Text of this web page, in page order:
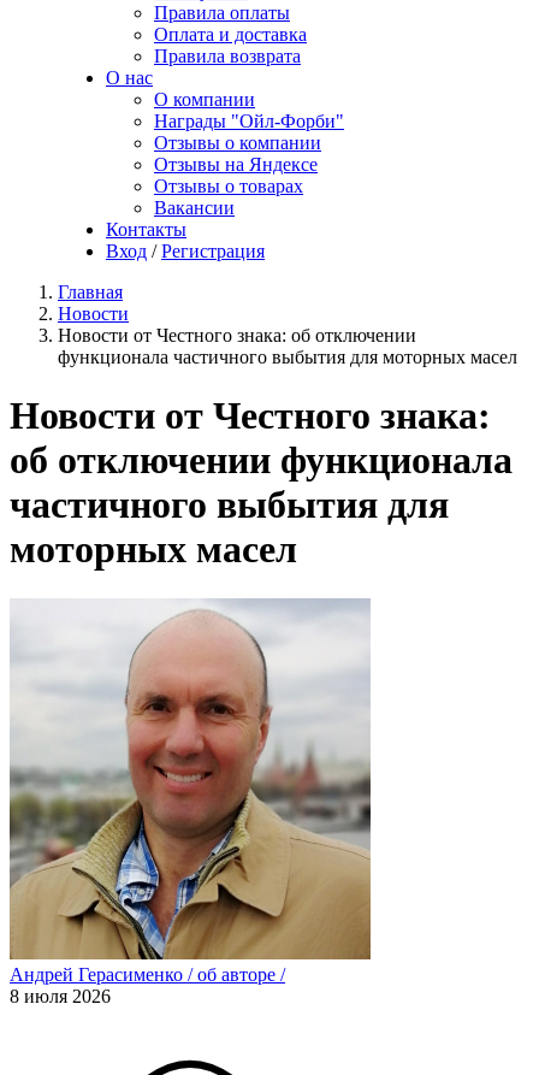
Правила оплаты
Оплата и доставка
Правила возврата
О нас
О компании
Награды "Ойл-Форби"
Отзывы о компании
Отзывы на Яндексе
Отзывы о товарах
Вакансии
Контакты
Вход / Регистрация
Главная
Новости
Новости от Честного знака: об отключении
функционала частичного выбытия для моторных масел
Новости от Честного знака:
об отключении функционала
частичного выбытия для
моторных масел
Андрей Герасименко /об авторе /
8 июля 2026